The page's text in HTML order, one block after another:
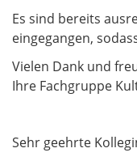
Es sind bereits
eingegangen,
Vielen Dank und
Ihre Fachgruppe
Sehr geehrte